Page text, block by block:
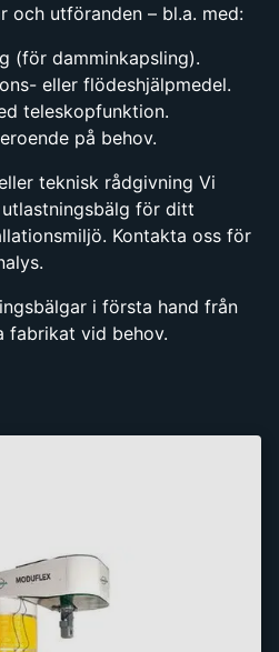
och utföranden – bl.a. med:
(för damminkapsling).
eller flödeshjälpmedel.
teleskopfunktion.
på behov.
teknisk rådgivning Vi
för ditt
Kontakta oss för
i första hand från
fabrikat vid behov.